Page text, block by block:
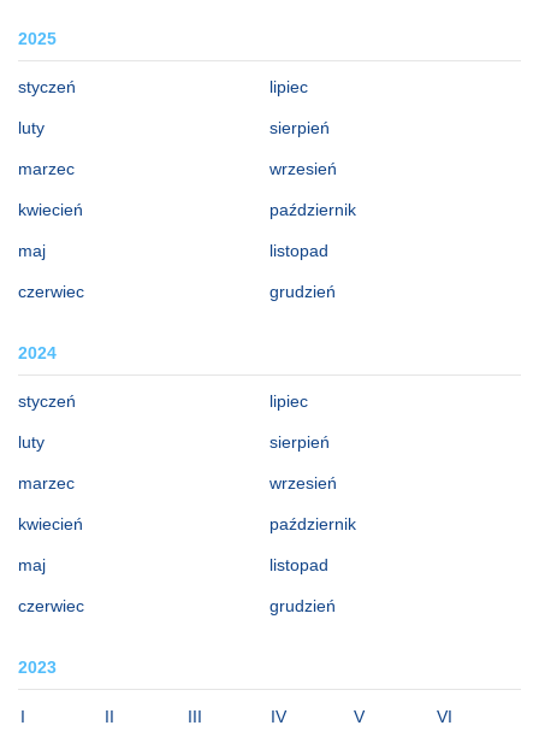
2025
styczeń
luty
marzec
kwiecień
maj
czerwiec
lipiec
sierpień
wrzesień
październik
listopad
grudzień
2024
styczeń
luty
marzec
kwiecień
maj
czerwiec
lipiec
sierpień
wrzesień
październik
listopad
grudzień
2023
I II III IV V VI